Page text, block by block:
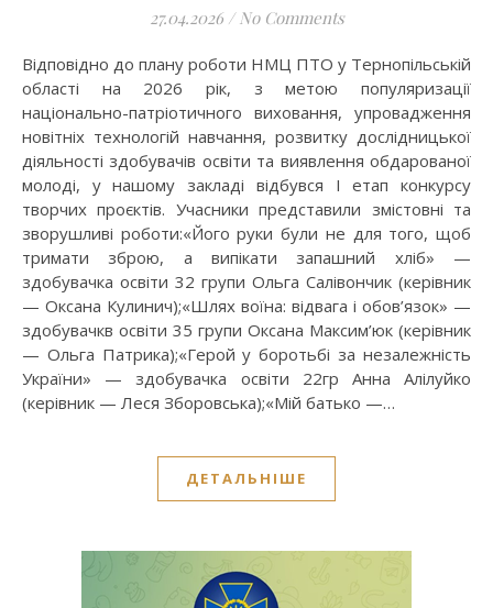
27.04.2026 / No Comments
Відповідно до плану роботи НМЦ ПТО у Тернопільській
області на 2026 рік, з метою популяризації
національно-патріотичного виховання, упровадження
новітніх технологій навчання, розвитку дослідницької
діяльності здобувачів освіти та виявлення обдарованої
молоді, у нашому закладі відбувся І етап конкурсу
творчих проєктів. Учасники представили змістовні та
зворушливі роботи:«Його руки були не для того, щоб
тримати зброю, а випікати запашний хліб» —
здобувачка освіти 32 групи Ольга Салівончик (керівник
— Оксана Кулинич);«Шлях воїна: відвага і обов’язок» —
здобувачкв освіти 35 групи Оксана Максим’юк (керівник
— Ольга Патрика);«Герой у боротьбі за незалежність
України» — здобувачка освіти 22гр Анна Алілуйко
(керівник — Леся Зборовська);«Мій батько —…
ДЕТАЛЬНІШЕ